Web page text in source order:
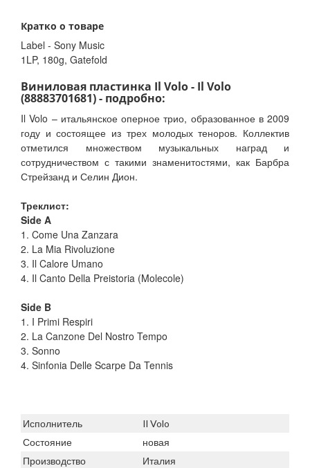
Кратко о товаре
Label - Sony Music
1LP, 180g, Gatefold
Виниловая пластинка Il Volo - Il Volo
(88883701681) - подробно:
Il Volo – итальянское оперное трио, образованное в 2009
году и состоящее из трех молодых теноров. Коллектив
отметился множеством музыкальных наград и
сотрудничеством с такими знаменитостями, как Барбра
Стрейзанд и Селин Дион.
Треклист:
Side A
1. Come Una Zanzara
2. La Mia Rivoluzione
3. Il Calore Umano
4. Il Canto Della Preistoria (Molecole)
Side B
1. I Primi Respiri
2. La Canzone Del Nostro Tempo
3. Sonno
4. Sinfonia Delle Scarpe Da Tennis
Исполнитель
Il Volo
Состояние
новая
Производство
Италия